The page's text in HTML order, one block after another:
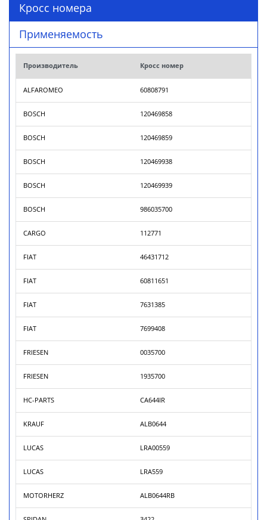
Кросс номера
Применяемость
Производитель Кросс номер
ALFAROMEO 60808791
BOSCH 120469858
BOSCH 120469859
BOSCH 120469938
BOSCH 120469939
BOSCH 986035700
CARGO 112771
FIAT 46431712
FIAT 60811651
FIAT 7631385
FIAT 7699408
FRIESEN 0035700
FRIESEN 1935700
HC-PARTS CA644IR
KRAUF ALB0644
LUCAS LRA00559
LUCAS LRA559
MOTORHERZ ALB0644RB